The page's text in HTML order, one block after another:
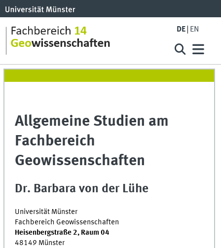
DE EN
Allgemeine Studien am
Fachbereich
Geowissenschaften
Dr. Barbara von der Lühe
Universität Münster
Fachbereich Geowissenschaften
Heisenbergstraße 2, Raum 04
48149 Münster